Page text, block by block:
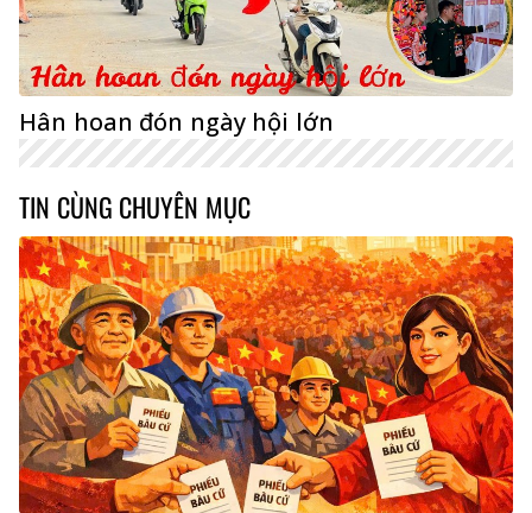
Hân hoan đón ngày hội lớn
TIN CÙNG CHUYÊN MỤC